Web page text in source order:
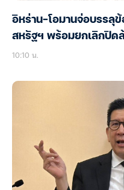
อิหร่าน-โอมานจ่อบรรลุ
สหรัฐฯ พร้อมยกเลิกปิด
10:10 น.